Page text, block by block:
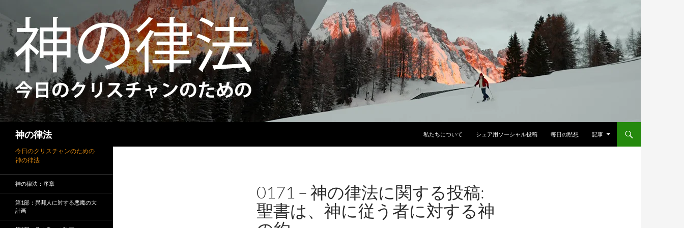
神の律法
私たちについて
シェア用ソーシャル投稿 毎日の黙想 記事
0171 – 神の律法に関する投稿:
聖書は、神に従う者に対する神
今日のクリスチャンのための
神の律法
神の律法：序章
第1部：異邦人に対する悪魔の大
計画